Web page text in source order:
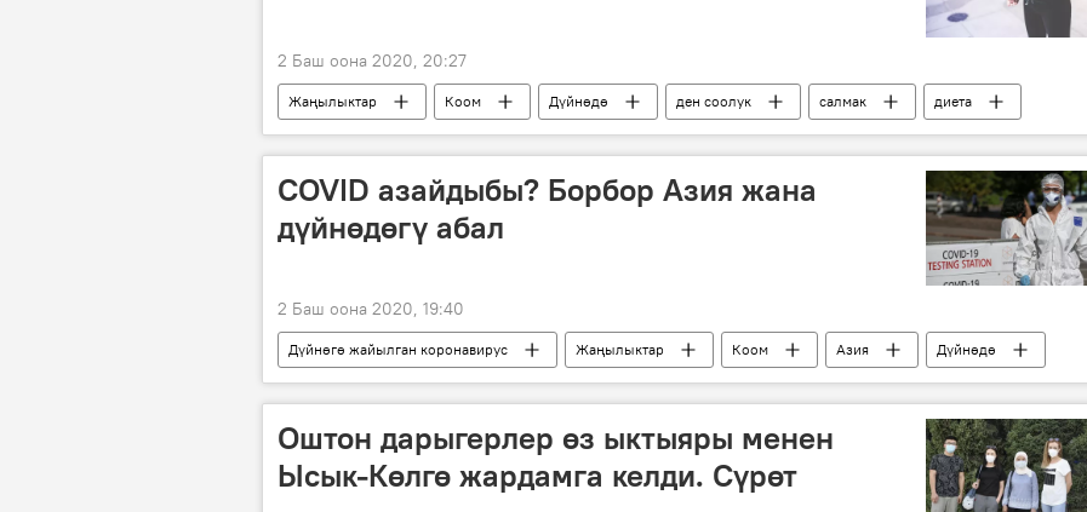
2 Баш оона 2020, 20:27
Жаңылыктар Коом Дүйнөдө ден соолук салмак
диета
кеңеш
COVID азайдыбы? Борбор Азия жана
дүйнөдөгү абал
2 Баш оона 2020, 19:40
Дүйнөгө жайылган коронавирус Жаңылыктар Коом Азия
Дүйнөдө
коронавирус
абал Борбор Азия
Оштон дарыгерлер өз ыктыяры менен
Ысык-Көлгө жардамга келди. Сүрөт